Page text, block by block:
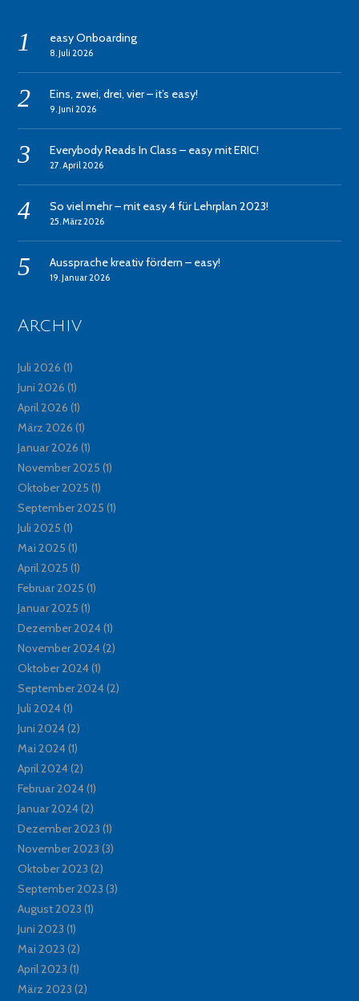
easy Onboarding
8. Juli 2026
Eins, zwei, drei, vier – it’s easy!
9. Juni 2026
Everybody Reads In Class – easy mit ERIC!
27. April 2026
So viel mehr – mit easy 4 für Lehrplan 2023!
25. März 2026
Aussprache kreativ fördern – easy!
19. Januar 2026
Archiv
Juli 2026 (1)
Juni 2026 (1)
April 2026 (1)
März 2026 (1)
Januar 2026 (1)
November 2025 (1)
Oktober 2025 (1)
September 2025 (1)
Juli 2025 (1)
Mai 2025 (1)
April 2025 (1)
Februar 2025 (1)
Januar 2025 (1)
Dezember 2024(1)
November 2024(2)
Oktober 2024(1)
September 2024(2)
Juli 2024(1)
Juni 2024(2)
Mai 2024(1)
April 2024(2)
Februar 2024(1)
Januar 2024(2)
Dezember 2023 (1)
November 2023 (3)
Oktober 2023 (2)
September 2023 (3)
August 2023 (1)
Juni 2023 (1)
Mai 2023 (2)
April 2023 (1)
März 2023 (2)